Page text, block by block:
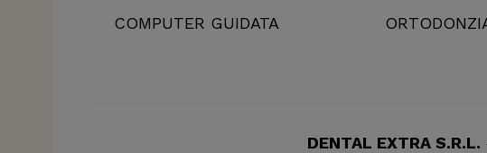
COMPUTER GUIDATA
DENTAL EXTRA S.R.L.